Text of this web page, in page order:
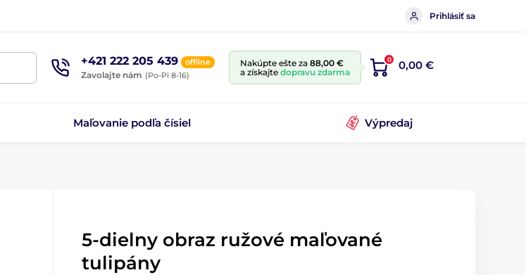
Prihlásiť sa
+421 222 205 439 offline
Zavolajte nám (Po-Pi 8-16)
Nakúpte ešte za 88,00 €
a získajte dopravu zdarma
0 0,00 €
Maľovanie podľa čísiel Výpredaj
5-dielny obraz ružové maľované
tulipány